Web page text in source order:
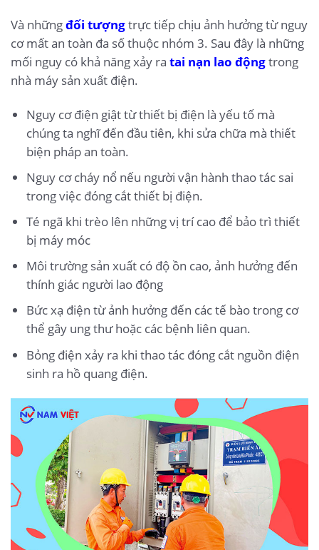
Và nhữngđối tượngtrực tiếp chịu ảnh hưởng từ nguy
cơ mất an toàn đa số thuộc nhóm 3. Sau đây là những
mối nguy có khả năng xảy ra tai nạn lao độngtrong
nhà máy sản xuất điện.
Nguy cơ điện giật từ thiết bị điện là yếu tố mà
chúng ta nghĩ đến đầu tiên, khi sửa chữa mà thiết
biện pháp an toàn.
Nguy cơ cháy nổ nếu người vận hành thao tác sai
trong việc đóng cắt thiết bị điện.
Té ngã khi trèo lên những vị trí cao để bảo trì thiết
bị máy móc
Môi trường sản xuất có độ ồn cao, ảnh hưởng đến
thính giác người lao động
Bức xạ điện từ ảnh hưởng đến các tế bào trong cơ
thể gây ung thư hoặc các bệnh liên quan.
Bỏng điện xảy ra khi thao tác đóng cắt nguồn điện
sinh ra hồ quang điện.